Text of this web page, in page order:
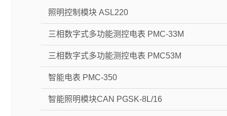
新闻资讯
适配设备
知名案例
合作共赢
照明控制模块 ASL220
三相数字式多功能测控电表 PMC-33M
三相数字式多功能测控电表 PMC53M
智能电表 PMC-350
智能照明模块CAN PGSK-8L/16